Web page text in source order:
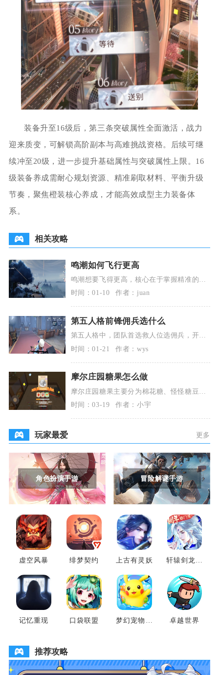
装备升至16级后，第三条突破属性全面激活，战力
迎来质变，可解锁高阶副本与高难挑战资格。后续可继
续冲至20级，进一步提升基础属性与突破属性上限。16
级装备养成需耐心规划资源、精准刷取材料、平衡升级
节奏，聚焦橙装核心养成，才能高效成型主力装备体
系。
相关攻略
鸣潮如何飞行更高
鸣潮想要飞得更高，核心在于掌握精准的起
飞操作、合理管理飞行耐力、善用俯冲与强
化飞行的动能转
时间：01-10 作者：juan
第五人格前锋佣兵选什么
第五人格中，团队首选救人位选佣兵，开阔
图/多控监管对局选前锋补位；佣兵胜在稳定
救援与强容错
时间：01-21 作者：wys
摩尔庄园糖果怎么做
摩尔庄园糖果主要分为棉花糖、怪怪糖豆、
花香糖豆三类，在餐厅厨房或家园料理台收
集对应材料即可
时间：03-19 作者：小宇
玩家最爱 更多
角色扮演手游 冒险解谜手游
虚空风暴 绯梦契约 上古有灵妖
轩辕剑龙舞
记忆重现 口袋联盟
梦幻宠物联
卓越世界
推荐攻略